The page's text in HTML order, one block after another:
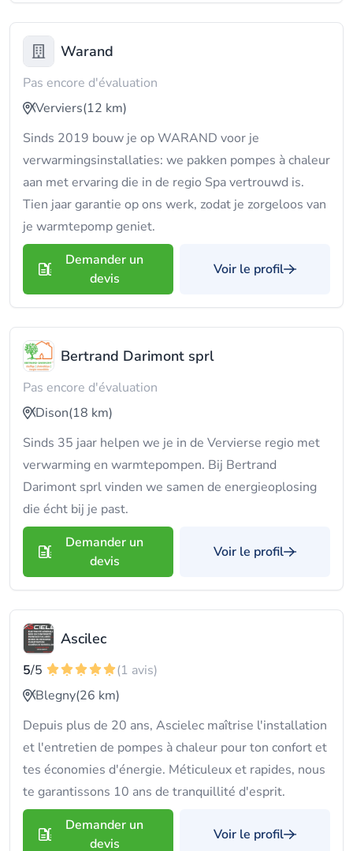
Warand
Pas encore d'évaluation
Verviers(12 km)
Sinds 2019 bouw je op WARAND voor je
verwarmingsinstallaties: we pakken pompes à chaleur
aan met ervaring die in de regio Spa vertrouwd is.
Tien jaar garantie op ons werk, zodat je zorgeloos van
je warmtepomp geniet.
Demander un
devis
Voir le profil
Bertrand Darimont sprl
Pas encore d'évaluation
Dison(18 km)
Sinds 35 jaar helpen we je in de Vervierse regio met
verwarming en warmtepompen. Bij Bertrand
Darimont sprl vinden we samen de energieoplosing
die écht bij je past.
Demander un
devis
Voir le profil
Ascilec
5/5
(1 avis)
Blegny(26 km)
Depuis plus de 20 ans, Ascielec maîtrise l'installation
et l'entretien de pompes à chaleur pour ton confort et
tes économies d'énergie. Méticuleux et rapides, nous
te garantissons 10 ans de tranquillité d'esprit.
Demander un
devis
Voir le profil